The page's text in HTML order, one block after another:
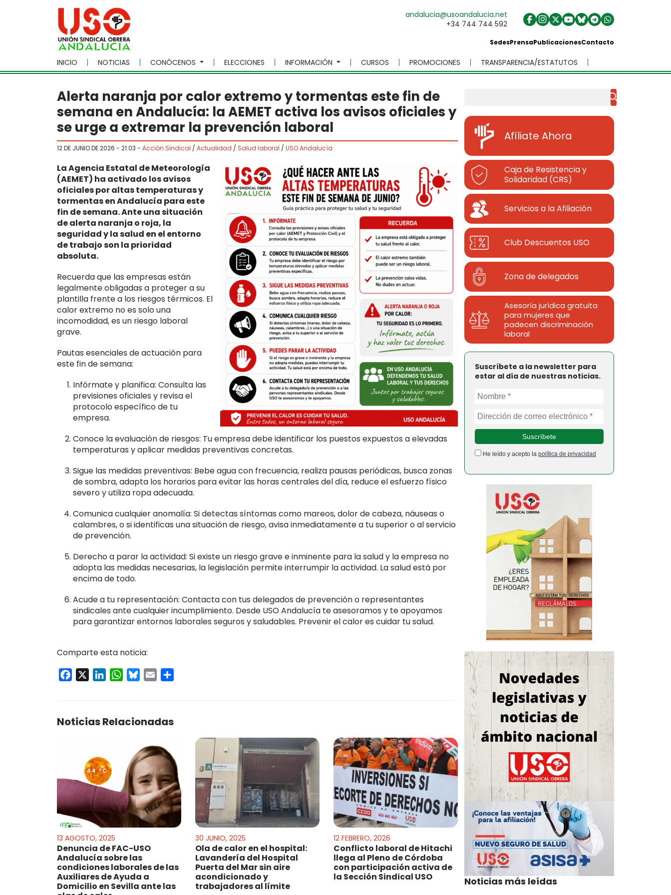
Skip to main content
andalucia@usoandalucia.net
+34 744 744 592
SedesPrensaPublicacionesContacto
INICIO NOTICIAS CONÓCENOS ELECCIONES INFORMACIÓN CURSOS PROMOCIONES TRANSPARENCIA/ESTATUTOS
Alerta naranja por calor extremo y tormentas este fin de
semana en Andalucía: la AEMET activa los avisos oficiales y
se urge a extremar la prevención laboral
12 DE JUNIO DE 2026 - 21:03 - Acción Sindical / Actualidad / Salud laboral / USO Andalucía
La Agencia Estatal de Meteorología
(AEMET) ha activado los avisos
oficiales por altas temperaturas y
tormentas en Andalucía para este
fin de semana. Ante una situación
de alerta naranja o roja, la
seguridad y la salud en el entorno
de trabajo son la prioridad
absoluta.
Recuerda que las empresas están
legalmente obligadas a proteger a su
plantilla frente a los riesgos térmicos. El
calor extremo no es solo una
incomodidad, es un riesgo laboral
grave.
Pautas esenciales de actuación para
este fin de semana:
Infórmate y planifica: Consulta las
previsiones oficiales y revisa el
protocolo específico de tu
empresa.
Conoce la evaluación de riesgos: Tu empresa debe identificar los puestos expuestos a elevadas
temperaturas y aplicar medidas preventivas concretas.
Sigue las medidas preventivas: Bebe agua con frecuencia, realiza pausas periódicas, busca zonas
de sombra, adapta los horarios para evitar las horas centrales del día, reduce el esfuerzo físico
severo y utiliza ropa adecuada.
Comunica cualquier anomalía: Si detectas síntomas como mareos, dolor de cabeza, náuseas o
calambres, o si identificas una situación de riesgo, avisa inmediatamente a tu superior o al servicio
de prevención.
Derecho a parar la actividad: Si existe un riesgo grave e inminente para la salud y la empresa no
adopta las medidas necesarias, la legislación permite interrumpir la actividad. La salud está por
encima de todo.
Acude a tu representación: Contacta con tus delegados de prevención o representantes
sindicales ante cualquier incumplimiento. Desde USO Andalucía te asesoramos y te apoyamos
para garantizar entornos laborales seguros y saludables. Prevenir el calor es cuidar tu salud.
Comparte esta noticia:
Facebook LinkedInWhatsApp
Bluesky
Email
Noticias Relacionadas
13 AGOSTO, 2025
Denuncia de FAC-USO
Andalucía sobre las
condiciones laborales de las
Auxiliares de Ayuda a
Domicilio en Sevilla ante las
30 JUNIO, 2025
Ola de calor en el hospital:
Lavandería del Hospital
Puerta del Mar sin aire
acondicionado y
trabajadores al límite
12 FEBRERO, 2026
Conflicto laboral de Hitachi
llega al Pleno de Córdoba
con participación activa de
la Sección Sindical USO
Afíliate Ahora
Caja de Resistencia y
Solidaridad (CRS)
Servicios a la Afiliación
Club Descuentos USO
Zona de delegados
Asesoría jurídica gratuita
para mujeres que
padecen discriminación
laboral
Suscríbete a la newsletter para
estar al día de nuestras noticias.
He leído y acepto la política de privacidad
Noticias más leídas